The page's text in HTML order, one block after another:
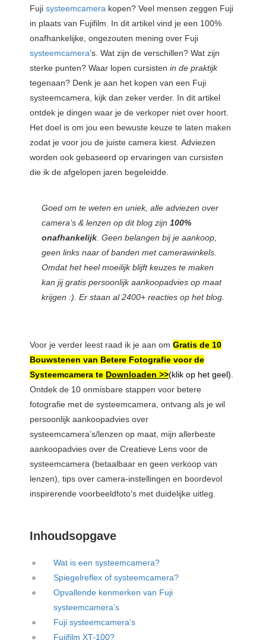
Fuji systeemcamera kopen? Veel mensen zeggen Fuji
in plaats van Fujifilm. In dit artikel vind je een 100%
onafhankelijke, ongezouten mening over Fuji
systeemcamera’s. Wat zijn de verschillen? Wat zijn
sterke punten? Waar lopen cursisten in de praktijk
tegenaan? Denk je aan het kopen van een Fuji
systeemcamera, kijk dan zeker verder. In dit artikel
ontdek je dingen waar je de verkoper niet over hoort.
Het doel is om jou een bewuste keuze te laten maken
zodat je voor jou de juiste camera kiest. Adviezen
worden ook gebaseerd op ervaringen van cursisten
die ik de afgelopen jaren begeleidde.
Goed om te weten en uniek, alle adviezen over
camera’s & lenzen op dit blog zijn 100%
onafhankelijk . Geen belangen bij je aankoop,
geen links naar of banden met camerawinkels.
Omdat het heel moeilijk blijft keuzes te maken
kan jij gratis persoonlijk aankoopadvies op maat
krijgen :). Er staan al 2400+ reacties op het blog.
Voor je verder leest raad ik je aan om Gratis de 10
Bouwstenen van Betere Fotografie voor de
Systeemcamera te Downloaden >>(klik op het geel)
Ontdek de 10 onmisbare stappen voor betere
fotografie met de systeemcamera, ontvang als je wil
persoonlijk aankoopadvies over
systeemcamera’s/lenzen op maat, mijn allerbeste
aankoopadvies over de Creatieve Lens voor de
systeemcamera (betaalbaar en geen verkoop van
lenzen), tips over camera-instellingen en boordevol
inspirerende voorbeeldfoto’s met duidelijke uitleg.
Inhoudsopgave
Wat is een systeemcamera?
Spiegelreflex of systeemcamera?
Opvallende kenmerken van Fuji
systeemcamera’s
Fuji systeemcamera’s
Fujifilm XT-100?